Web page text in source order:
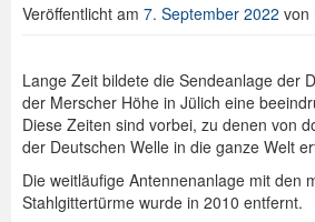
Veröffentlicht am 7. September 2022 von
Lange Zeit bildete die Sendeanlage der
der Merscher Höhe in Jülich eine
Diese Zeiten sind vorbei, zu denen von
der Deutschen Welle in die ganze Welt
Die weitläufige Antennenanlage mit den
Stahlgittertürme wurde in 2010 entfernt.